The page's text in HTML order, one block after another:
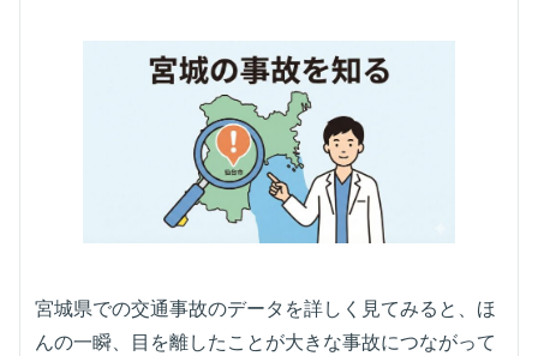
宮城県での交通事故のデータを詳しく見てみると、ほ
んの一瞬、目を離したことが大きな事故につながって